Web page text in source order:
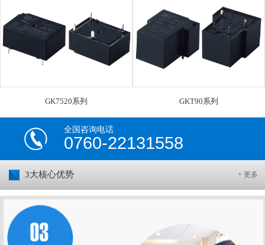
GK7520系列 GKT90系列
全国咨询电话
0760-22131558
3大核心优势 + 更多